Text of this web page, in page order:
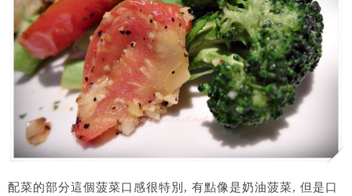
配菜的部分這個菠菜口感很特別, 有點像是奶油菠菜, 但是口